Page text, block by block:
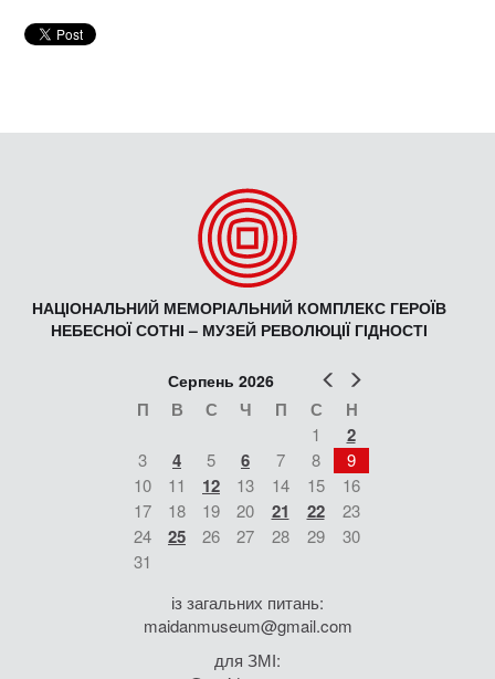
НАЦІОНАЛЬНИЙ МЕМОРІАЛЬНИЙ КОМПЛЕКС ГЕРОЇВ
НЕБЕСНОЇ СОТНІ – МУЗЕЙ РЕВОЛЮЦІЇ ГІДНОСТІ
Попер
Серпень 2026
П В С Ч П С Н
1 2
3 4 5 6 7 8
9
10
11 12 13 14 15
16
17
18 19 20 21 22
23
24
25 26 27 28 29
30
31
із загальних питань:
maidanmuseum@gmail.com
для ЗМІ: